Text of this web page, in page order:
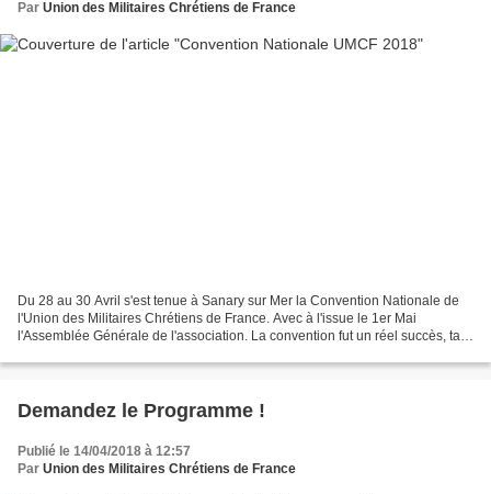
Par Union des Militaires Chrétiens de France
Du 28 au 30 Avril s'est tenue à Sanary sur Mer la Convention Nationale de
l'Union des Militaires Chrétiens de France. Avec à l'issue le 1er Mai
l'Assemblée Générale de l'association. La convention fut un réel succès, tant
Demandez le Programme !
Publié le 14/04/2018 à 12:57
Par Union des Militaires Chrétiens de France